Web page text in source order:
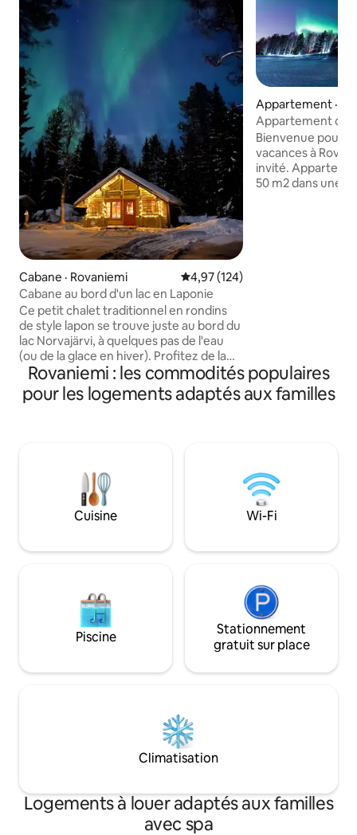
Cabane · Rovaniemi Note moyenne de 4,97 sur 5,
4,97 (124)
Cabane au bord d'un lac en Laponie
Ce petit chalet traditionnel en rondins
de style lapon se trouve juste au bord du
lac Norvajärvi, à quelques pas de l'eau
(ou de la glace en hiver). Profitez de la
vue sur le lac et de la forêt qui vous
entoure, plongez au cœur de la nature,
de ses sons et de ses odeurs,
courante. Nous apportons de l'eau
potable dans des contenants et l'eau de
lavage du sauna provient du lac d'eau
voiture, sans éclairage public.
Appartement ·
Appartement de
rivière
Bienvenue pour
vacances à
invité. Appartement confortable de
50 m2 dans une
proche (2 min en
pied).
Rovaniemi : les commodités populaires
pour les logements adaptés aux familles
Cuisine Wi-Fi
Piscine
Stationnement
gratuit sur place
Climatisation
Logements à louer adaptés aux familles
avec spa